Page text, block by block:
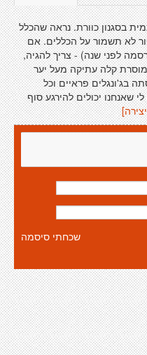
בסגנון כוורת. נראה שהכלל
לא תשמור על הכללים. אם
לפני שנה) - צריך להגיה,
קלה עתיקה מעל יער
בג'ונגלים פראיים וכל
שאנחנו יכולים להירגע סוף
שכחתי סיסמה